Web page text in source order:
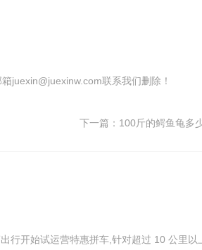
juexin@juexinw.com联系我们删除！
下一篇： 100斤的鳄鱼龟多
行开始试运营特惠拼车,针对超过 10 公里以